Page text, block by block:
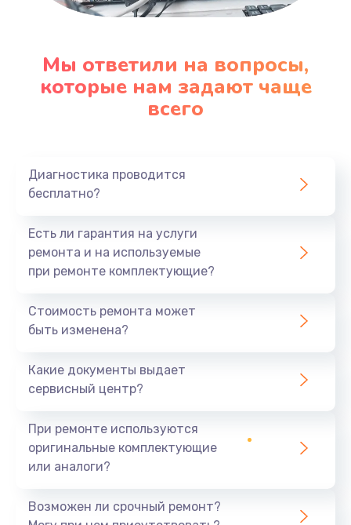
Мы ответили на вопросы,
которые нам задают чаще
всего
Диагностика проводится
бесплатно?
Есть ли гарантия на услуги
ремонта и на используемые
при ремонте комплектующие?
Стоимость ремонта может
быть изменена?
Какие документы выдает
сервисный центр?
При ремонте используются
оригинальные комплектующие
или аналоги?
Возможен ли срочный ремонт?